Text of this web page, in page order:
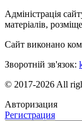
Адміністрація
матеріалів,
Сайт виконано
Зворотній зв'язок:
© 2017-2026 All
Авторизация
Регистрация